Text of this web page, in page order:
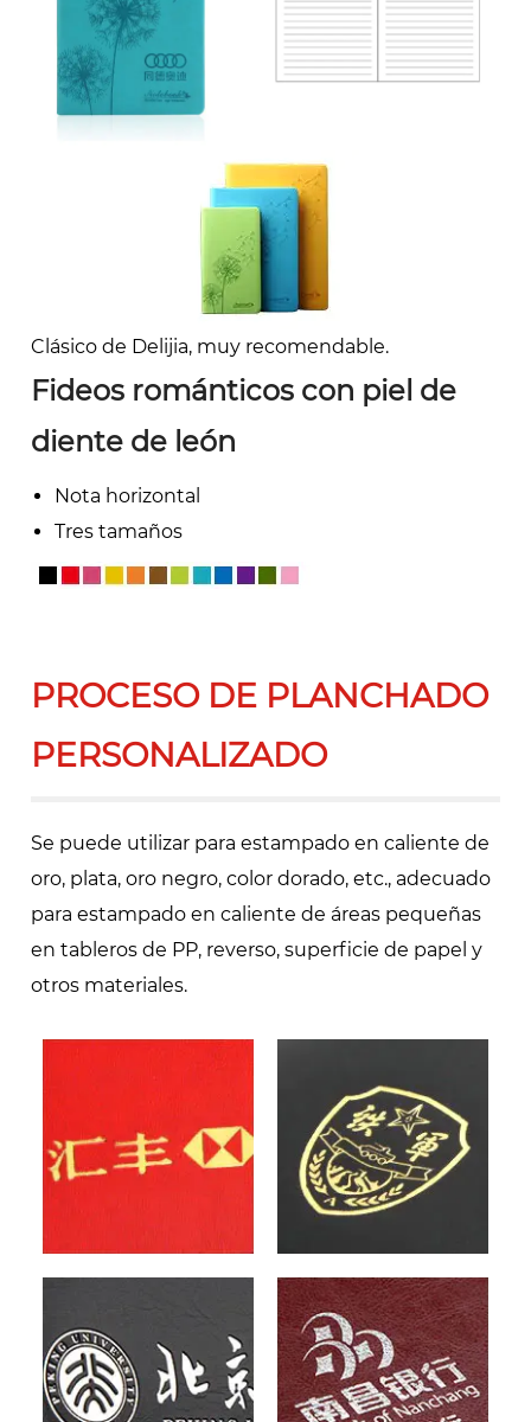
Clásico de Delijia, muy recomendable.
Fideos románticos con piel de
diente de león
Nota horizontal
Tres tamaños
PROCESO DE PLANCHADO
PERSONALIZADO
Se puede utilizar para estampado en caliente de
oro, plata, oro negro, color dorado, etc., adecuado
para estampado en caliente de áreas pequeñas
en tableros de PP, reverso, superficie de papel y
otros materiales.